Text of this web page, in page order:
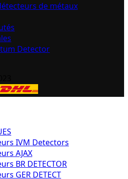
de métaux
Detector
IVM Detectors
AJAX
BR DETECTOR
GER DETECT